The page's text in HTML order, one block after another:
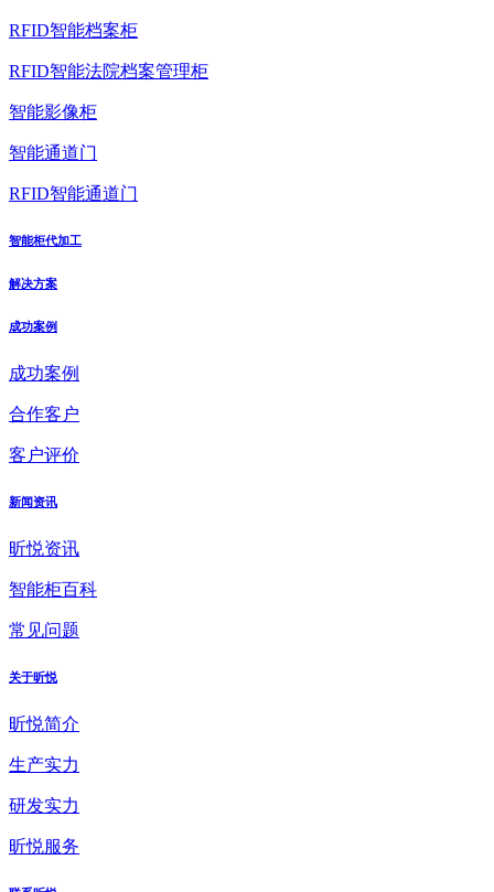
RFID智能档案柜
RFID智能法院档案管理柜
智能影像柜
智能通道门
RFID智能通道门
智能柜代加工
解决方案
成功案例
成功案例
合作客户
客户评价
新闻资讯
昕悦资讯
智能柜百科
常见问题
关于昕悦
昕悦简介
生产实力
研发实力
昕悦服务